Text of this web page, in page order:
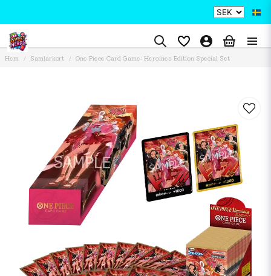
Hem Samlarkort One Piece Card Game: Heroines Edition Special Set